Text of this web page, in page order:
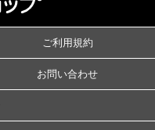
ご利用規約
お問い合わせ